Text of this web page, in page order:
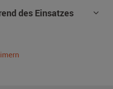
des Einsatzes